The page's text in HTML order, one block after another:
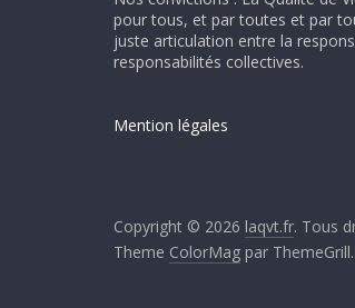
pour tous, et par toutes et par
juste articulation entre la
responsabilités collectives.
Mention légales
Copyright © 2026 laqvt.fr. Tous
Theme ColorMag par